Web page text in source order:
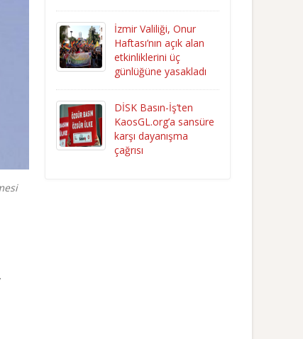
İzmir Valiliği, Onur
Haftası’nın açık alan
etkinliklerini üç
günlüğüne yasakladı
DİSK Basın-İş’ten
KaosGL.org’a sansüre
karşı dayanışma
çağrısı